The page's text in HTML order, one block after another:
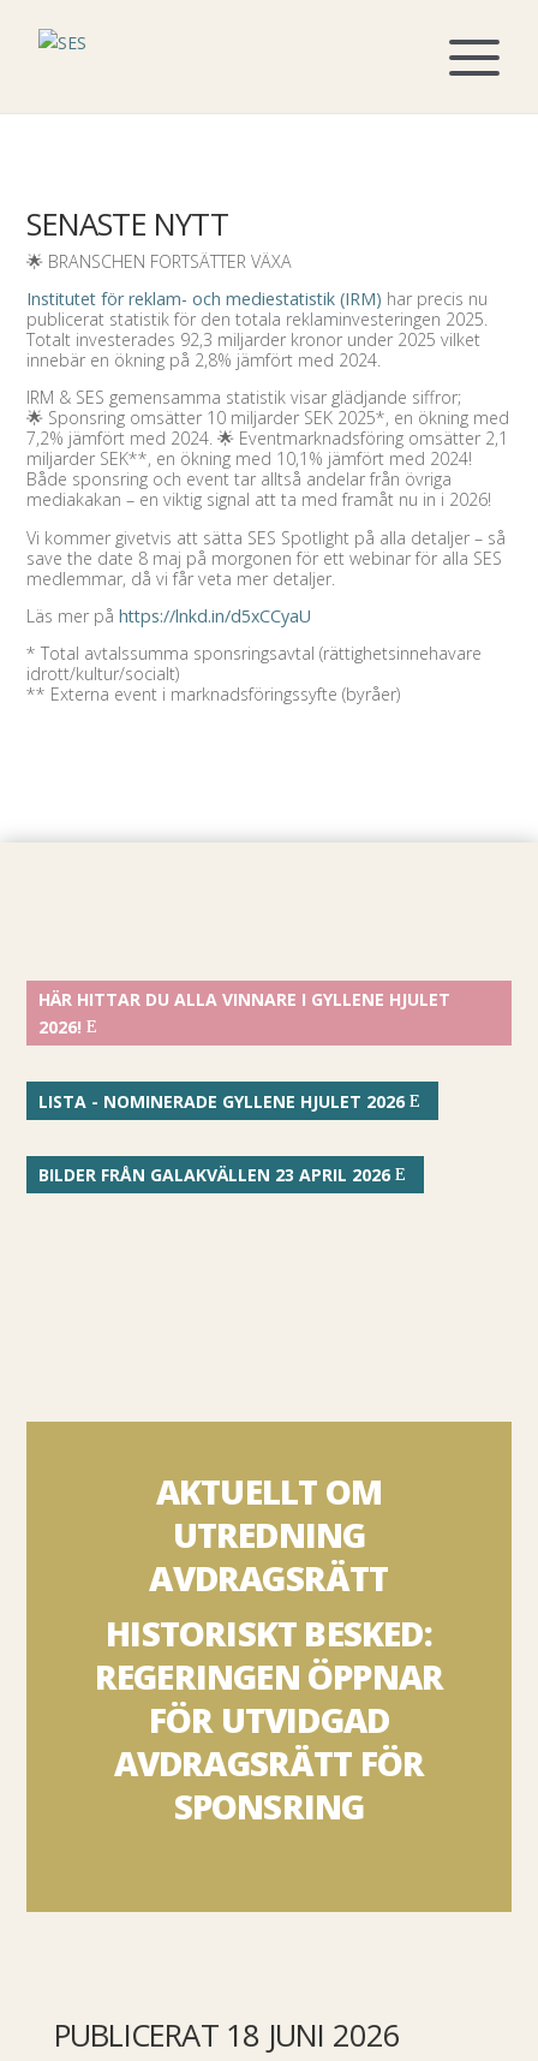
SENASTE NYTT
🌟 BRANSCHEN FORTSÄTTER VÄXA
Institutet för reklam- och mediestatistik (IRM) har precis nu
publicerat statistik för den totala reklaminvesteringen 2025.
Totalt investerades 92,3 miljarder kronor under 2025 vilket
innebär en ökning på 2,8% jämfört med 2024.
IRM & SES gemensamma statistik visar glädjande siffror;
🌟 Sponsring omsätter 10 miljarder SEK 2025*, en ökning med
7,2% jämfört med 2024. 🌟 Eventmarknadsföring omsätter 2,1
miljarder SEK**, en ökning med 10,1% jämfört med 2024!
Både sponsring och event tar alltså andelar från övriga
mediakakan – en viktig signal att ta med framåt nu in i 2026!
Vi kommer givetvis att sätta SES Spotlight på alla detaljer – så
save the date 8 maj på morgonen för ett webinar för alla SES
medlemmar, då vi får veta mer detaljer.
Läs mer påhttps://lnkd.in/d5xCCyaU
* Total avtalssumma sponsringsavtal (rättighetsinnehavare
idrott/kultur/socialt)
** Externa event i marknadsföringssyfte (byråer)
HÄR HITTAR DU ALLA VINNARE I GYLLENE HJULET
2026!
LISTA - NOMINERADE GYLLENE HJULET 2026
BILDER FRÅN GALAKVÄLLEN 23 APRIL 2026
AKTUELLT OM
UTREDNING
AVDRAGSRÄTT
HISTORISKT BESKED:
REGERINGEN ÖPPNAR
FÖR UTVIDGAD
AVDRAGSRÄTT FÖR
SPONSRING
PUBLICERAT 18 JUNI 2026